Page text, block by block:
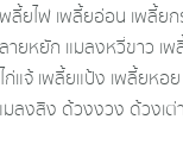
ลี้ยไฟ เพลี้ยอ่อน เพลี้ยก
ายหยัก แมลงหวี่ขาว เ
ก่แจ้ เพลี้ยแป้ง เพลี้ยหอ
มลงสิง ด้วงงวง ด้วงเ